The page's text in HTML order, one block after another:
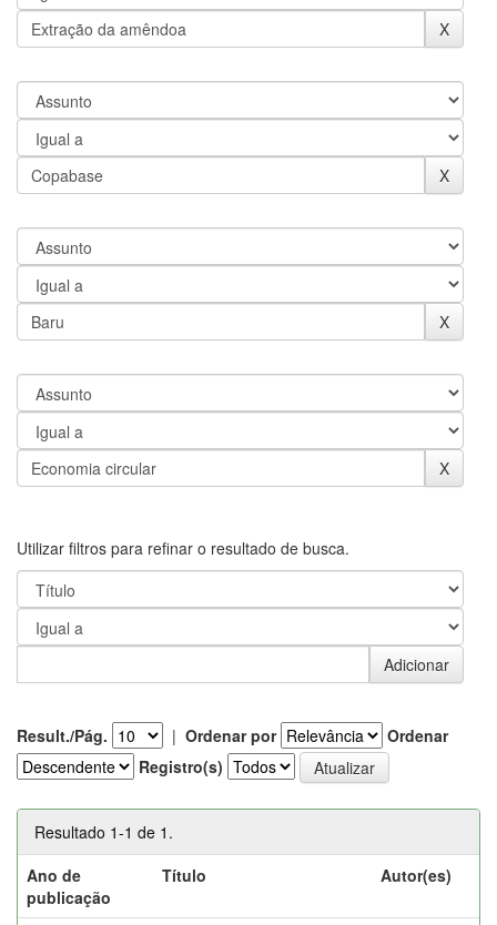
Utilizar filtros para refinar o resultado de busca.
Result./Pág. | Ordenar por
Ordenar
Registro(s)
Resultado 1-1 de 1.
Ano de
publicação
Título Autor(es)